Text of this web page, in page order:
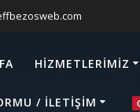
HIZMETLERIMIZ
/ İLETIŞIM